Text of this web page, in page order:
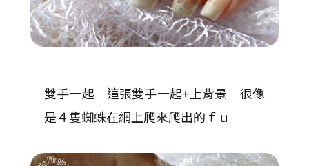
雙手一起 這張雙手一起+上背景 很像
是４隻蜘蛛在網上爬來爬出的ｆｕ